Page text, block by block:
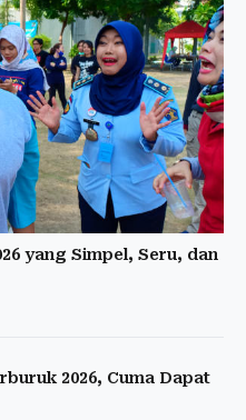
yang Simpel, Seru, dan
2026, Cuma Dapat